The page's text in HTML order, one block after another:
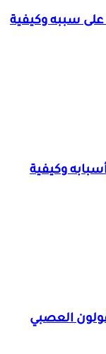
على سببه وكيفية
وكيفية
العصبي